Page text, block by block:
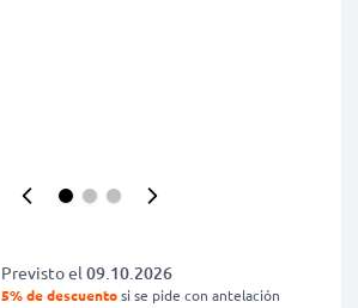
Previsto el 09.10.2026
5% de descuentosi se pide con antelación